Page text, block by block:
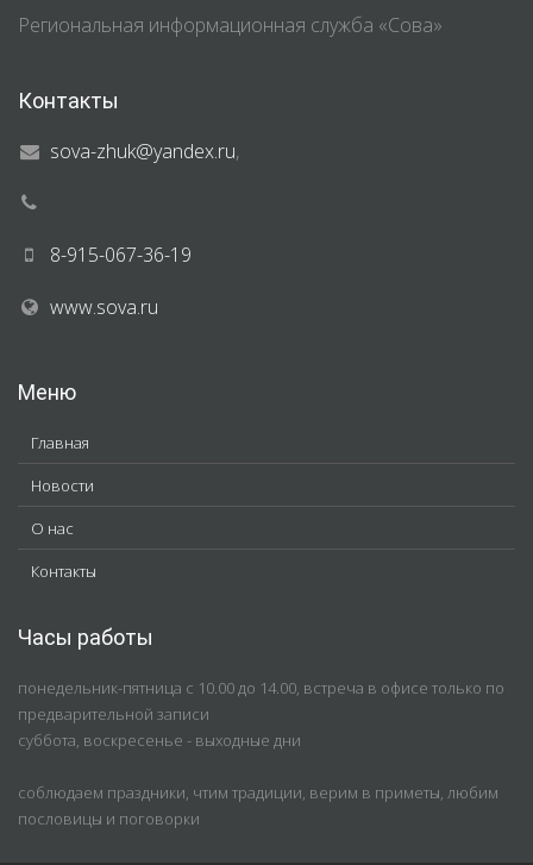
Региональная информационная служба «Сова»
Контакты
sova-zhuk@yandex.ru,
8-915-067-36-19
www.sova.ru
Меню
Главная
Новости
О нас
Контакты
Часы работы
понедельник-пятница с 10.00 до 14.00, встреча в офисе только по
предварительной записи
суббота, воскресенье - выходные дни
соблюдаем праздники, чтим традиции, верим в приметы, любим
пословицы и поговорки